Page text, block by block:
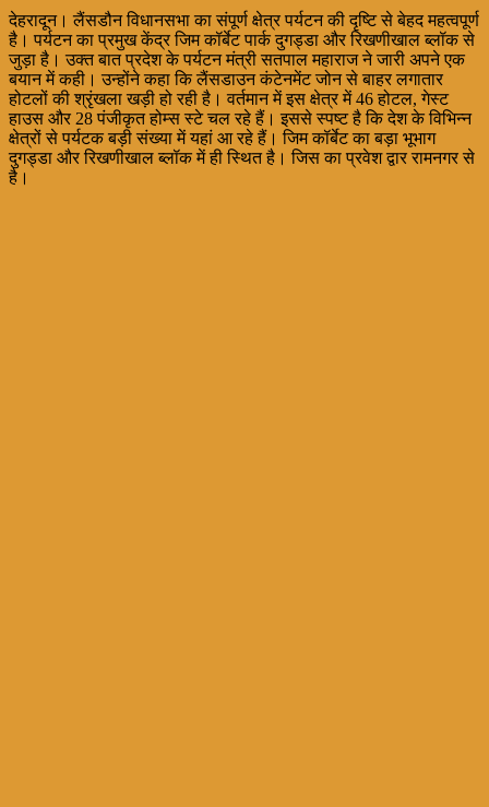
देहरादून। लैंसडौन विधानसभा का संपूर्ण क्षेत्र पर्यटन की दृष्टि से बेहद महत्वपूर्ण
है। पर्यटन का प्रमुख केंद्र जिम कॉर्बेट पार्क दुगड्डा और रिखणीखाल ब्लॉक से
जुड़ा है। उक्त बात प्रदेश के पर्यटन मंत्री सतपाल महाराज ने जारी अपने एक
बयान में कही। उन्होंने कहा कि लैंसडाउन कंटेनमेंट जोन से बाहर लगातार
होटलों की श्रृंखला खड़ी हो रही है। वर्तमान में इस क्षेत्र में 46 होटल, गेस्ट
हाउस और 28 पंजीकृत होम्स स्टे चल रहे हैं। इससे स्पष्ट है कि देश के विभिन्न
क्षेत्रों से पर्यटक बड़ी संख्या में यहां आ रहे हैं। जिम कॉर्बेट का बड़ा भूभाग
दुगड्डा और रिखणीखाल ब्लॉक में ही स्थित है। जिस का प्रवेश द्वार रामनगर से
है।